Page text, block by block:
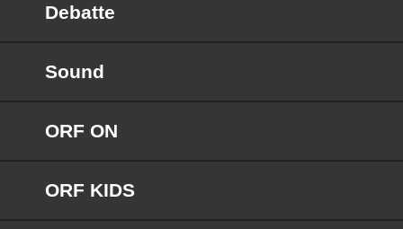
Debatte
Sound
ORF ON
ORF KIDS